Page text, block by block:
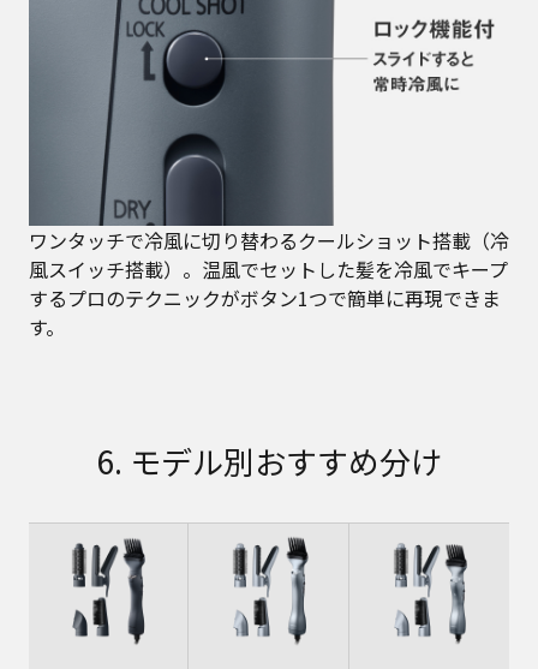
ワンタッチで冷風に切り替わるクールショット搭載（冷
風スイッチ搭載）。温風でセットした髪を冷風でキープ
するプロのテクニックがボタン1つで簡単に再現できま
す。
6. モデル別おすすめ分け​